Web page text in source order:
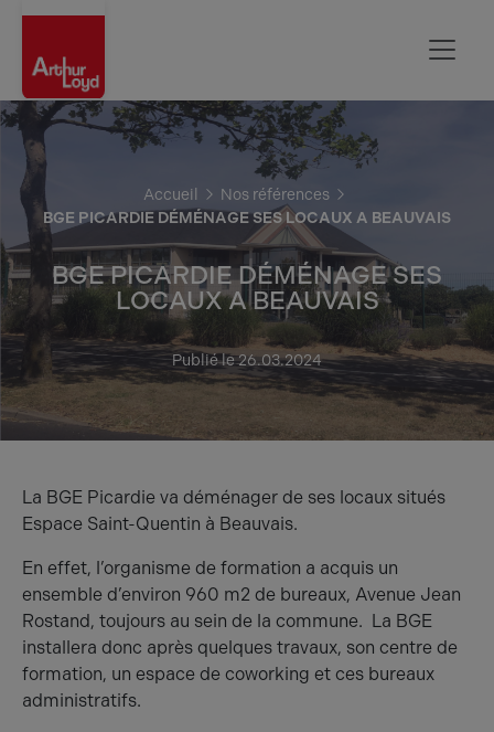
Oise
Accueil
Nos références
BGE PICARDIE DÉMÉNAGE SES LOCAUX A BEAUVAIS
BGE PICARDIE DÉMÉNAGE SES
LOCAUX A BEAUVAIS
Publié le 26.03.2024
La BGE Picardie va déménager de ses locaux situés
Espace Saint-Quentin à Beauvais.
En effet, l’organisme de formation a acquis un
ensemble d’environ 960 m2 de bureaux, Avenue Jean
Rostand, toujours au sein de la commune. La BGE
installera donc après quelques travaux, son centre de
formation, un espace de coworking et ces bureaux
administratifs.